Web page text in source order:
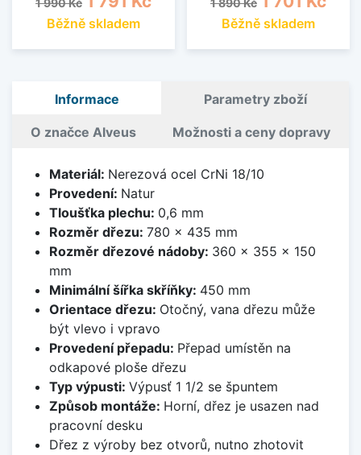
1 990 Kč
Běžně skladem
1 890 Kč
Běžně skladem
Informace Parametry zboží
O značce Alveus Možnosti a ceny dopravy
Materiál: Nerezová ocel CrNi 18/10
Provedení: Natur
Tloušťka plechu: 0,6 mm
Rozměr dřezu: 780 x 435 mm
Rozměr dřezové nádoby: 360 x 355 x 150
mm
Minimální šířka skříňky: 450 mm
Orientace dřezu: Otočný, vana dřezu může
být vlevo i vpravo
Provedení přepadu: Přepad umístěn na
odkapové ploše dřezu
Typ výpusti: Výpusť 1 1/2 se špuntem
Způsob montáže: Horní, dřez je usazen nad
pracovní desku
Dřez z výroby bez otvorů, nutno zhotovit